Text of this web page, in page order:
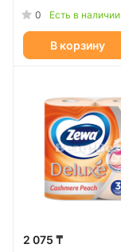
0 Есть в наличии
В корзину
2 075 ₸